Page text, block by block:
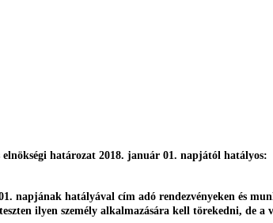
határozat 2018. január 01. napjától hatályos:
napjának hatályával cím adó rendezvényeken és
ilyen személy alkalmazására kell törekedni,